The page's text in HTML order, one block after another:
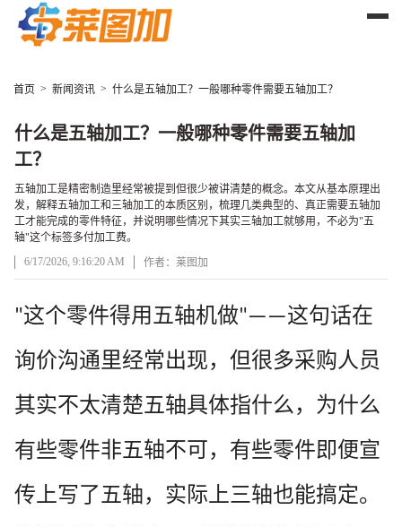
首页 > 新闻资讯 > 什么是五轴加工？一般哪种零件需要五轴加工？
什么是五轴加工？一般哪种零件需要五轴加
工？
五轴加工是精密制造里经常被提到但很少被讲清楚的概念。本文从基本原理出
发，解释五轴加工和三轴加工的本质区别，梳理几类典型的、真正需要五轴加
工才能完成的零件特征，并说明哪些情况下其实三轴加工就够用，不必为"五
轴"这个标签多付加工费。
6/17/2026, 9:16:20 AM
作者：莱图加
文章正文
"这个零件得用五轴机做"——这句话在
询价沟通里经常出现，但很多采购人员
其实不太清楚五轴具体指什么，为什么
有些零件非五轴不可，有些零件即便宣
传上写了五轴，实际上三轴也能搞定。